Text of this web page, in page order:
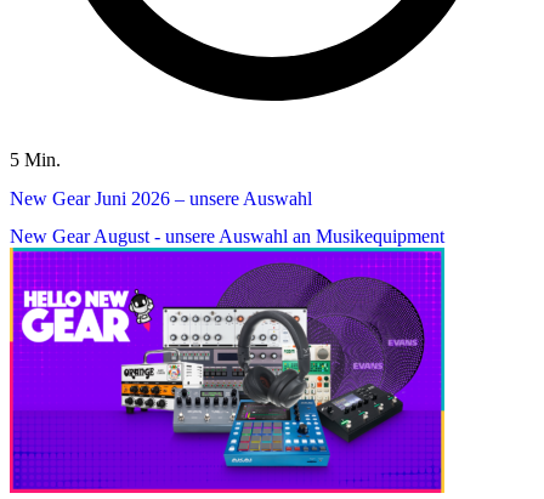
5 Min.
New Gear Juni 2026 – unsere Auswahl
New Gear August - unsere Auswahl an Musikequipment